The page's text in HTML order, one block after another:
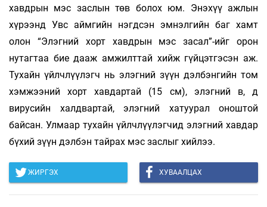
хавдрын мэс заслын төв болох юм. Энэхүү ажлын
хүрээнд Увс аймгийн нэгдсэн эмнэлгийн баг хамт
олон “Элэгний хорт хавдрын мэс засал”-ийг орон
нутагтаа бие дааж амжилттай хийж гүйцэтгэсэн аж.
Тухайн үйлчлүүлэгч нь элэгний зүүн дэлбэнгийн том
хэмжээний хорт хавдартай (15 см), элэгний в, д
вирусийн халдвартай, элэгний хатуурал оноштой
байсан. Улмаар тухайн үйлчлүүлэгчид элэгний хавдар
бүхий зүүн дэлбэн тайрах мэс заслыг хийлээ.
ЖИРГЭХ ХУВААЛЦАХ